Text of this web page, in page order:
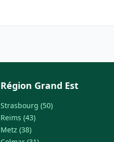
Région Grand Est
Strasbourg (50)
Reims (43)
Metz (38)